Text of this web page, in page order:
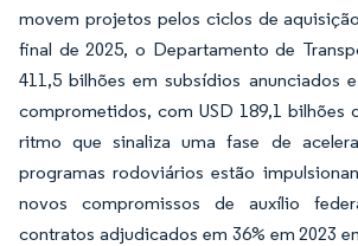
movem projetos pelos ciclos de
final de 2025, o Departamento de
411,5 bilhões em subsídios anunciados
comprometidos, com USD 189,1 bilhões
ritmo que sinaliza uma fase de
programas rodoviários estão
novos compromissos de auxílio
contratos adjudicados em 36% em 2023